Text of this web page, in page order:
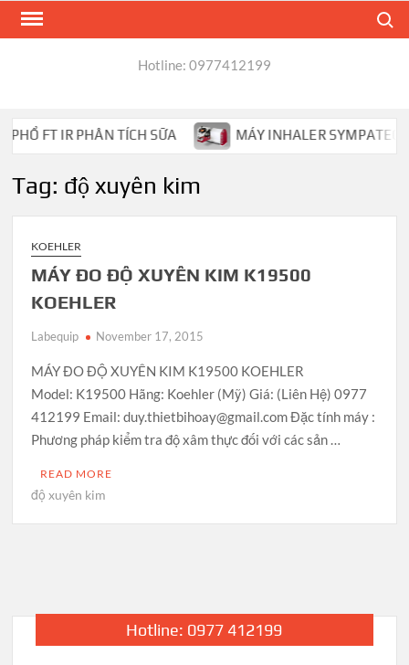
Skip
Hotline: 0977412199
FT IR PHÂN TÍCH SỮA MÁY INHALER SYMPATEC
Tag: độ xuyên kim
KOEHLER
MÁY ĐO ĐỘ XUYÊN KIM K19500
KOEHLER
Labequip November 17, 2015
MÁY ĐO ĐỘ XUYÊN KIM K19500 KOEHLER
Model: K19500 Hãng: Koehler (Mỹ) Giá: (Liên Hệ) 0977
412199 Email: duy.thietbihoay@gmail.com Đặc tính máy :
Phương pháp kiểm tra độ xâm thực đối với các sản …
READ MORE
độ xuyên kim
Hotline: 0977 412199